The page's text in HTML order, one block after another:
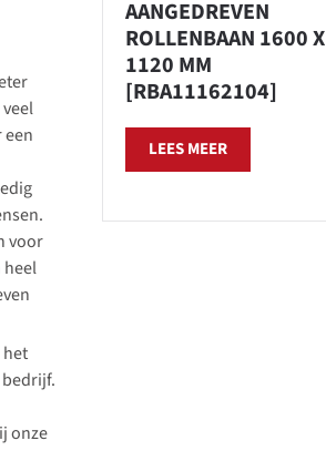
voor
heel
onze
AANGEDREVEN
ROLLENBAAN 1600 X
1120 MM
[RBA11162104]
LEES MEER